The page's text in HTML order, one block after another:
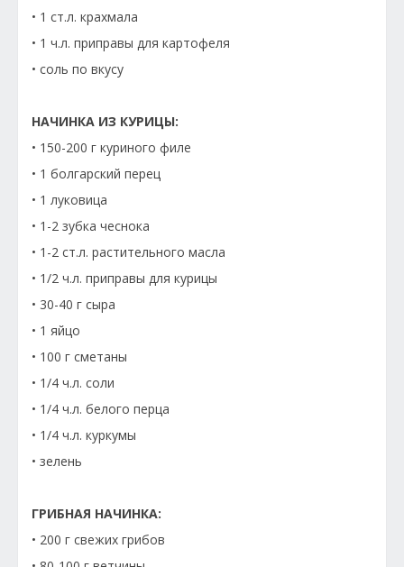
• 1 ст.л. крахмала
• 1 ч.л. приправы для картофеля
• соль по вкусу
НАЧИНКА ИЗ КУРИЦЫ:
• 150-200 г куриного филе
• 1 болгарский перец
• 1 луковица
• 1-2 зубка чеснока
• 1-2 ст.л. растительного масла
• 1/2 ч.л. приправы для курицы
• 30-40 г сыра
• 1 яйцо
• 100 г сметаны
• 1/4 ч.л. соли
• 1/4 ч.л. белого перца
• 1/4 ч.л. куркумы
• зелень
ГРИБНАЯ НАЧИНКА:
• 200 г свежих грибов